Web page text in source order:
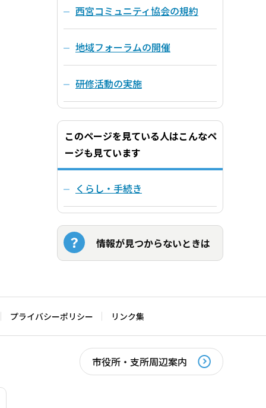
西宮コミュニティ協会の規約
地域フォーラムの開催
研修活動の実施
このページを見ている人はこんなペ
ージも見ています
くらし・手続き
情報が見つからないときは
プライバシーポリシー リンク集
市役所・支所周辺案内